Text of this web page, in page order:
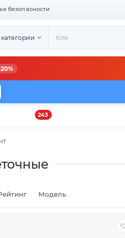
безопасности
243
Модель